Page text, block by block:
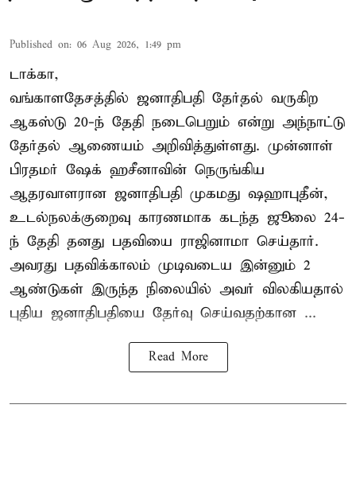
Published on: 06 Aug 2026, 1:49 pm
டாக்கா,
வங்காளதேசத்தில் ஜனாதிபதி தேர்தல் வருகிற
ஆகஸ்டு 20-ந் தேதி நடைபெறும் என்று அந்நாட்டு
தேர்தல் ஆணையம் அறிவித்துள்ளது. முன்னாள்
பிரதமர் ஷேக் ஹசீனாவின் நெருங்கிய
ஆதரவாளரான ஜனாதிபதி முகமது ஷஹாபுதீன்,
உடல்நலக்குறைவு காரணமாக கடந்த ஜூலை 24-
ந் தேதி தனது பதவியை ராஜினாமா செய்தார்.
அவரது பதவிக்காலம் முடிவடைய இன்னும் 2
ஆண்டுகள் இருந்த நிலையில் அவர் விலகியதால்
புதிய ஜனாதிபதியை தேர்வு செய்வதற்கான ...
Read More